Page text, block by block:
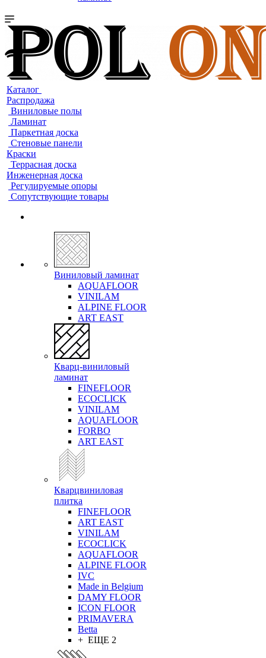
Каталог
Распродажа
Виниловые полы
Ламинат
Паркетная доска
Стеновые панели
Краски
Террасная доска
Инженерная доска
Регулируемые опоры
Сопутствующие товары
Виниловый ламинат
AQUAFLOOR
VINILAM
ALPINE FLOOR
ART EAST
Кварц-виниловый
ламинат
FINEFLOOR
ECOCLICK
VINILAM
AQUAFLOOR
FORBO
ART EAST
Кварцвиниловая
плитка
FINEFLOOR
ART EAST
VINILAM
ECOCLICK
AQUAFLOOR
ALPINE FLOOR
IVC
Made in Belgium
DAMY FLOOR
ICON FLOOR
PRIMAVERA
Betta
+ ЕЩЕ 2